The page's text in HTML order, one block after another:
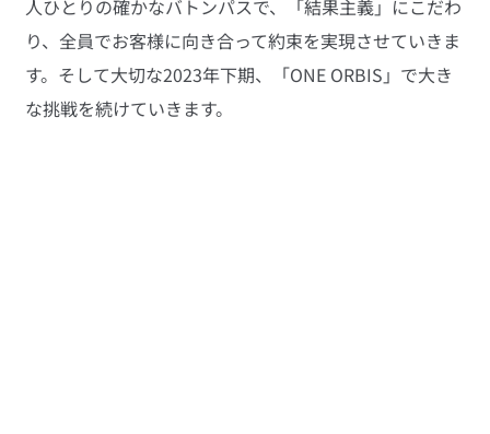
人ひとりの確かなバトンパスで、「結果主義」にこだわ
り、全員でお客様に向き合って約束を実現させていきま
す。そして大切な2023年下期、「ONE ORBIS」で大き
な挑戦を続けていきます。